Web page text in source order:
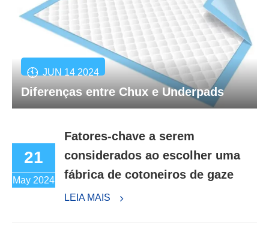
JUN 14 2024
Diferenças entre Chux e Underpads
21
May 2024
Fatores-chave a serem
considerados ao escolher uma
fábrica de cotoneiros de gaze
LEIA MAIS